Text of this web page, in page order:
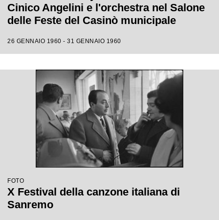
Cinico Angelini e l'orchestra nel Salone
delle Feste del Casinò municipale
26 GENNAIO 1960 - 31 GENNAIO 1960
FOTO
X Festival della canzone italiana di
Sanremo